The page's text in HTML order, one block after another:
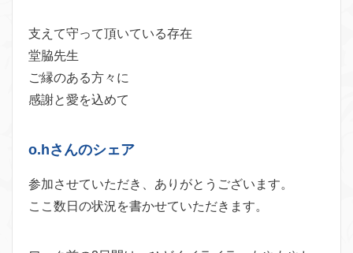
支えて守って頂いている存在
堂脇先生
ご縁のある方々に
感謝と愛を込めて
o.hさんのシェア
参加させていただき、ありがとうございます。
ここ数日の状況を書かせていただきます。